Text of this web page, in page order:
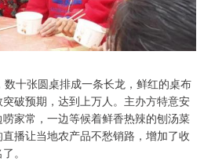
十张圆桌排成一条长龙，鲜红的桌布
破预期，达到上万人。主办方特意安
家常，一边等候着鲜香热辣的刨汤菜
播让当地农产品不愁销路，增加了收
。